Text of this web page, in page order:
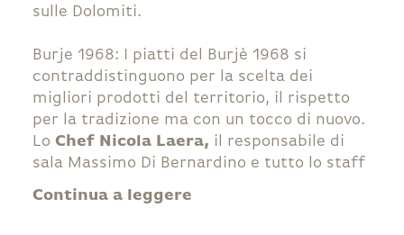
sulle Dolomiti.
Burje 1968: I piatti del Burjè 1968 si
contraddistinguono per la scelta dei
migliori prodotti del territorio, il rispetto
per la tradizione ma con un tocco di nuovo.
Lo Chef Nicola Laera, il responsabile di
sala Massimo Di Bernardino e tutto lo staff
vi aspettano ogni sera eccetto la domenica
dalle 19:00 alle 21:00.
Continua a leggere